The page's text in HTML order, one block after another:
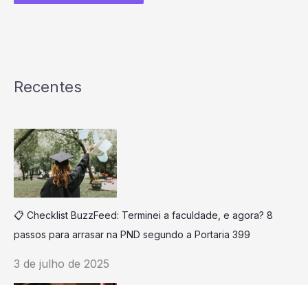
Recentes
📋 Checklist BuzzFeed: Terminei a faculdade, e agora? 8
passos para arrasar na PND segundo a Portaria 399
3 de julho de 2025